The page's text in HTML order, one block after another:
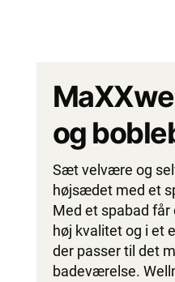
og
Sæt velvære og
højsædet med et
Med et spabad får
høj kvalitet og i et
der passer til det
badeværelse.